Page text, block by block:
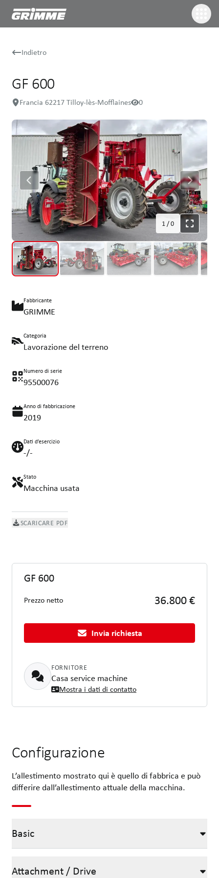
Indietro
GF 600
Francia 62217 Tilloy-lès-Mofflaines 0
1/0
Fabbricante
GRIMME
Categoria
Lavorazione del terreno
Numero di serie
95500076
Anno di fabbricazione
2019
Dati d’esercizio
-/-
Stato
Macchina usata
SCARICARE PDF
GF 600
Prezzo netto 36.800 €
Invia richiesta
FORNITORE
Casa service machine
Mostra i dati di contatto
Configurazione
L’allestimento mostrato qui è quello di fabbrica e può
differire dall’allestimento attuale della macchina.
Basic
Attachment / Drive